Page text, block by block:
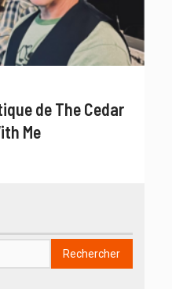
de The Cedar
Me
Rechercher